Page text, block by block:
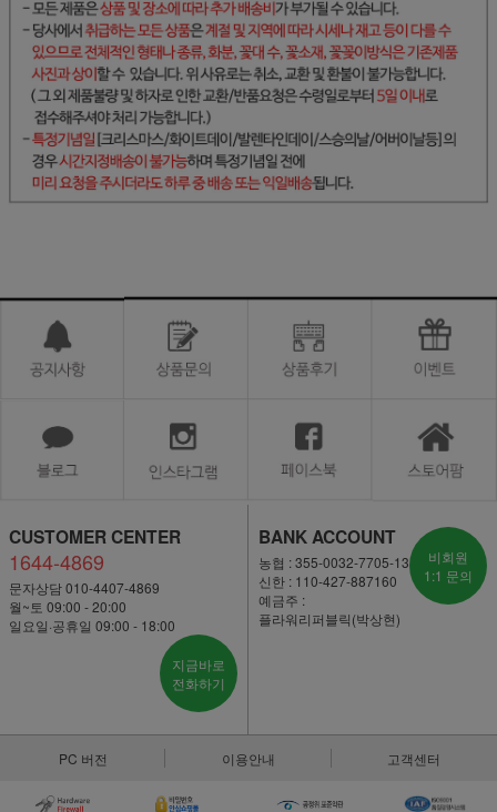
CUSTOMER CENTER
1644-4869
문자상담 010-4407-4869
월~토 09:00 - 20:00
일요일·공휴일 09:00 - 18:00
지금바로
전화하기
BANK ACCOUNT
농협 : 355-0032-7705-13
신한 : 110-427-887160
예금주 :
플라워리퍼블릭(박상현)
비회원
1:1 문의
PC 버전 이용안내 고객센터